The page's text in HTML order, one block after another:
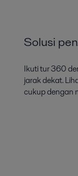
Solusi
Ikuti tur 360
jarak dekat.
cukup dengan